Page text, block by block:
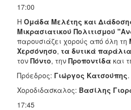
17:00
Η Ομάδα Μελέτης και
Μικρασιατικού Πολιτισμού
παρουσιάζει χορούς από όλη τη
Χερσόνησο, τα δυτικά
τον Πόντο, την Προποντίδα και
Πρόεδρος: Γιώργος Κατσούπης.
Χοροδιδασκαλος: Βασίλης
17:45